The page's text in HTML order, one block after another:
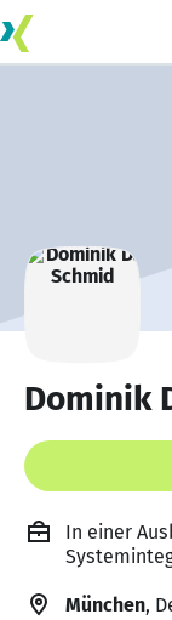
Dominik
In einer
München,